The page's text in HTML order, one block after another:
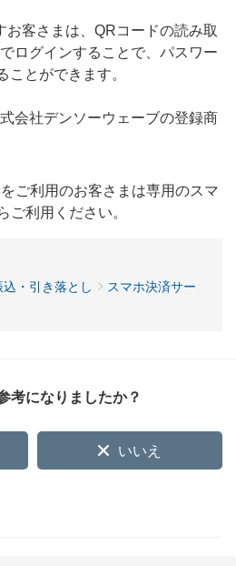
客さまは、QRコードの読み取
ログインすることで、パスワー
ことができます。
会社デンソーウェーブの登録商
ご利用のお客さまは専用のスマ
ご利用ください。
込・引き落とし
スマホ決済サー
考になりましたか？
いいえ